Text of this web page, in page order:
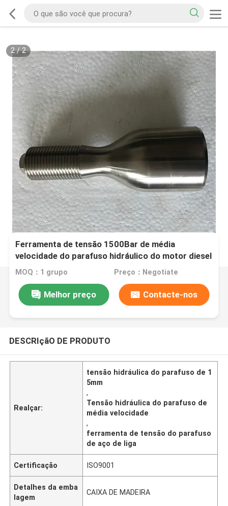
2/2
Ferramenta de tensão 1500Bar de média
velocidade do parafuso hidráulico do motor diesel
MOQ：1 grupo Preço：Negotiate
Melhor preço Contacte-nos
DESCRIçãO DE PRODUTO
Realçar:
tensão hidráulica do parafuso de 1
5mm
,
Tensão hidráulica do parafuso de
média velocidade
,
ferramenta de tensão do parafuso
de aço de liga
Certificação ISO9001
Detalhes da emba
lagem
CAIXA DE MADEIRA